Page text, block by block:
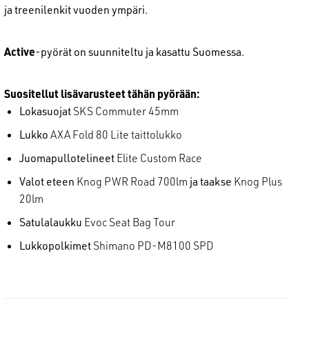
ja treenilenkit vuoden ympäri.
Active-pyörät on suunniteltu ja kasattu Suomessa.
Suositellut lisävarusteet tähän pyörään:
Lokasuojat SKS Commuter 45mm
LukkoAXA Fold 80 Lite taittolukko
Juomapullotelineet Elite Custom Race
Valot eteen Knog PWR Road 700lm ja taakse Knog Plus
20lm
Satulalaukku Evoc Seat Bag Tour
Lukkopolkimet Shimano PD-M8100 SPD